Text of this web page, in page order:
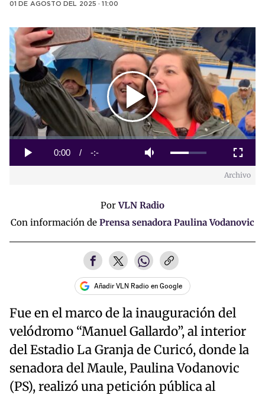
01 DE AGOSTO DEL 2025 · 11:00
Play
Video
Play Mute
Current
0:00 / Duration
-:-
Loaded:
Fullscreen
Archivo
PorVLN Radio
Con información de Prensa senadora Paulina Vodanovic
Añadir VLN Radio en Google
Fue en el marco de la inauguración del
velódromo “Manuel Gallardo”, al interior
del Estadio La Granja de Curicó, donde la
senadora del Maule, Paulina Vodanovic
(PS), realizó una petición pública al